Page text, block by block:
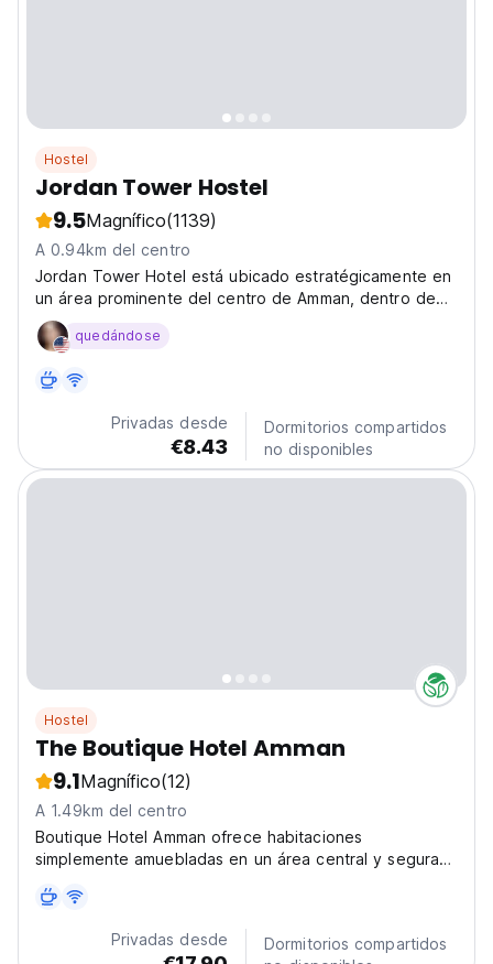
Hostel
Jordan Tower Hostel
9.5Magnífico(1139)
A 0.94km del centro
Jordan Tower Hotel está ubicado estratégicamente en
un área prominente del centro de Amman, dentro de
los 30 metros del anfiteatro romano en el centro del
Souq quedándose
Privadas desde
€8.43
Dormitorios compartidos
no disponibles
Hostel
The Boutique Hotel Amman
9.1Magnífico(12)
A 1.49km del centro
Boutique Hotel Amman ofrece habitaciones
simplemente amuebladas en un área central y segura
Privadas desde
Dormitorios compartidos